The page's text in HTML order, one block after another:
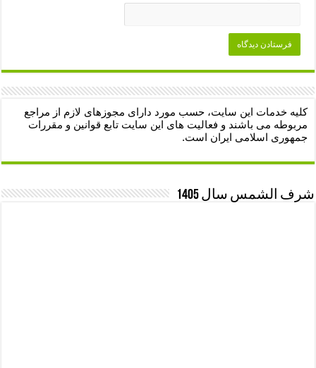
کلیه خدمات این سایت، حسب مورد دارای مجوزهای لازم از مراجع
مربوطه می باشند و فعالیت های این سایت تابع قوانین و مقررات
جمهوری اسلامی ایران است.
شرف الشمس سال 1405